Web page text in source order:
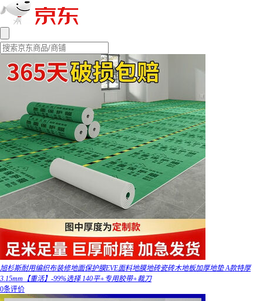
旭杉斯耐用编织布装修地面保护膜EVE面料地膜地砖瓷砖木地板加厚地垫 A款特厚
3.15mm【重活】-99%选择 140平+专用胶带+裁刀
0条评价